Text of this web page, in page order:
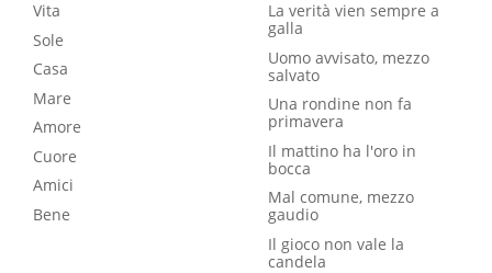
Vita
Sole
Casa
Mare
Amore
Cuore
Amici
Bene
La verità vien sempre a
galla
Uomo avvisato, mezzo
salvato
Una rondine non fa
primavera
Il mattino ha l'oro in
bocca
Mal comune, mezzo
gaudio
Il gioco non vale la
candela